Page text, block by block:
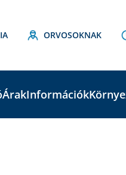
ORVOSOKNAK
ÁrakInformációk